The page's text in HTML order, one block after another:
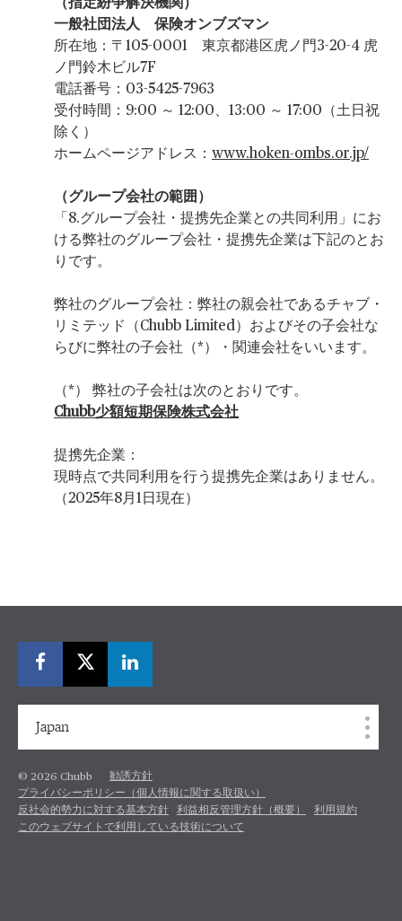
（指定紛争解決機関）
一般社団法人 保険オンブズマン
所在地：〒105-0001 東京都港区虎ノ門3-20-4 虎
ノ門鈴木ビル7F
電話番号：03-5425-7963
受付時間：9:00 ～ 12:00、13:00 ～ 17:00（土日祝
除く）
ホームページアドレス： www.hoken-ombs.or.jp/
（グループ会社の範囲）
「8.グループ会社・提携先企業との共同利用」にお
ける弊社のグループ会社・提携先企業は下記のとお
りです。
弊社のグループ会社：弊社の親会社であるチャブ・
リミテッド（Chubb Limited）およびその子会社な
らびに弊社の子会社（*）・関連会社をいいます。
（*） 弊社の子会社は次のとおりです。
Chubb少額短期保険株式会社
提携先企業：
現時点で共同利用を行う提携先企業はありません。
（2025年8月1日現在）
Japan
© 2026 Chubb
勧誘方針
プライバシーポリシー（個人情報に関する取扱い）
反社会的勢力に対する基本方針
利益相反管理方針（概要）
利用規約
このウェブサイトで利用している技術について